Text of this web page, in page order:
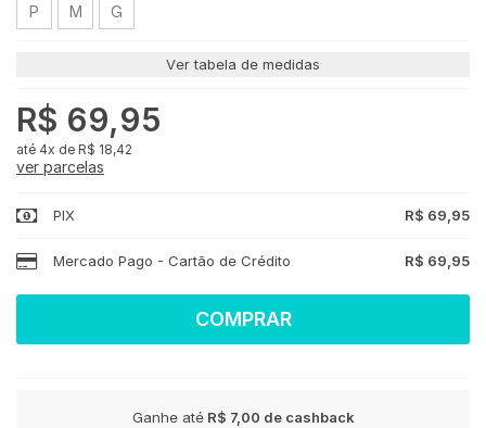
P M G
Ver tabela de medidas
R$ 69,95
4x de R$ 18,42
ver parcelas
PIX R$ 69,95
Mercado Pago - Cartão de Crédito R$ 69,95
COMPRAR
Ganhe atéR$ 7,00 de cashback